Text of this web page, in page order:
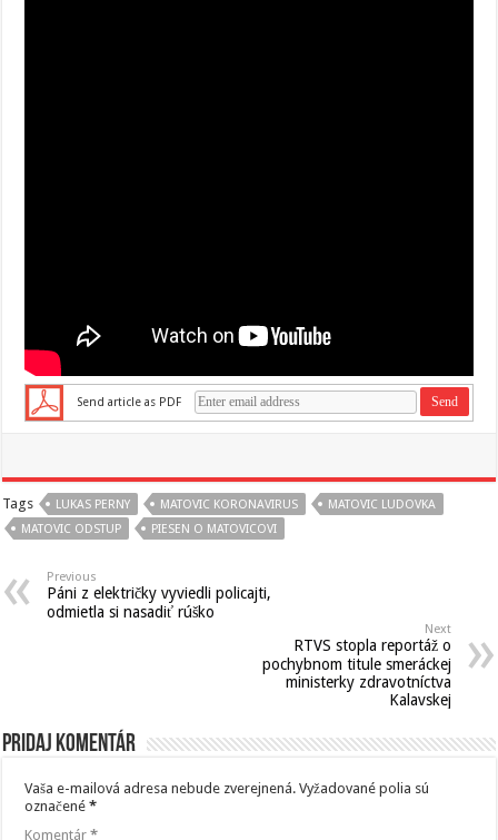
Send article as PDF
Tags LUKAS PERNY MATOVIC KORONAVIRUS
MATOVIC LUDOVKA
MATOVIC ODSTUP
PIESEN O MATOVICOVI
Previous
Páni z električky vyviedli policajti,
odmietla si nasadiť rúško
Next
RTVS stopla reportáž o
pochybnom titule smeráckej
ministerky zdravotníctva
Kalavskej
Pridaj komentár
Vaša e-mailová adresa nebude zverejnená. Vyžadované polia sú
označené*
Komentár*